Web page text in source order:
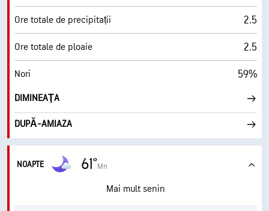
Ore totale de precipitații 2.5
Ore totale de ploaie 2.5
Nori 59%
DIMINEAŢA
DUPĂ-AMIAZA
NOAPTE 61°Mn
Mai mult senin